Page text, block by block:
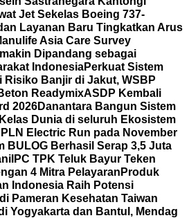
Jet Sekelas Boeing 737-
Layanan Baru Tingkatkan Arus
Asia Care Survey
Dipandang sebagai
IndonesiaPerkuat Sistem
Risiko Banjir di Jakut, WSBP
ReadymixASDP Kembali
2026Danantara Bangun Sistem
Dunia di seluruh Ekosistem
PLN Electric Run pada November
BULOG Berhasil Serap 3,5 Juta
IPC TPK Teluk Bayur Teken
4 Mitra Pelayaran Produk
Indonesia Raih Potensi
Pameran Kesehatan Taiwan
Yogyakarta dan Bantul, Mendag